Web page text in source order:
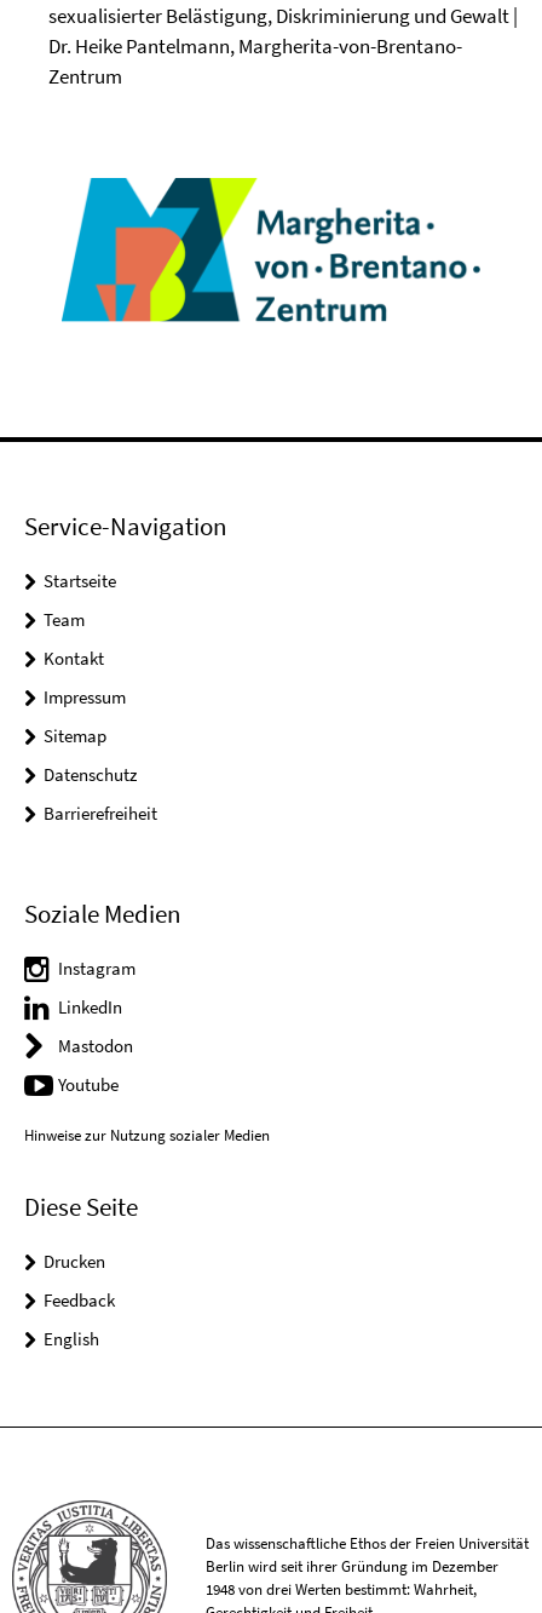
sexualisierter Belästigung, Diskriminierung und Gewalt |
Dr. Heike Pantelmann, Margherita-von-Brentano-
Zentrum
Service-Navigation
Startseite
Team
Kontakt
Impressum
Sitemap
Datenschutz
Barrierefreiheit
Soziale Medien
Instagram
LinkedIn
Mastodon
Youtube
Hinweise zur Nutzung sozialer Medien
Diese Seite
Drucken
Feedback
English
Das wissenschaftliche Ethos der Freien Universität
Berlin wird seit ihrer Gründung im Dezember
1948 von drei Werten bestimmt: Wahrheit,